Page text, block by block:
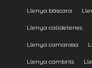
Llenya bàscara
Llenya calldetenes
Llenya camarasa
Llenya cambrils